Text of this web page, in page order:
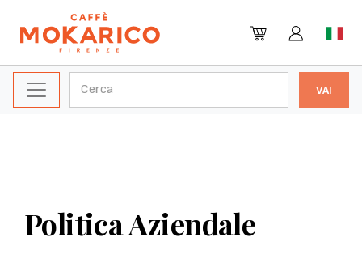
Politica Aziendale